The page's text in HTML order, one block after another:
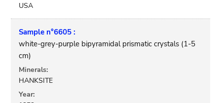
USA
Sample n°6605 :
white-grey-purple bipyramidal prismatic crystals (1-5
cm)
Minerals:
HANKSITE
Year: